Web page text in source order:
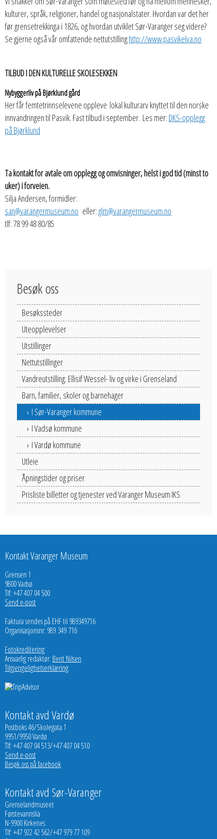
kulturer, språk, religioner, handel og nasjonalstater. Hvordan var det her
før grensetrekkinga i 1826, og hvordan utviklet Sør-Varanger seg videre?
Se gjerne også vår omfattende nettutstillinghttp://www.pasvikelva.no
TILBUD I DEN KULTURELLE SKOLESEKKEN
Nybyggerliv på Bjørklund gård
Her får femtetrinnselevene oppleve lokal kulturarv knyttet til den norske
innvandringen til Pasvik. Fast tilbud i september. Les mer: DKS-opplegg
på Bjørklund
Ta kontakt for avtale om opplegg og omvisninger, helst i god tid (minst to
uker) i forveien.
Silja Andersen, formidler:
san@varangermuseum.no eller:glm@varangermuseum.no
tlf: 78 99 48 80/85
Besøk oss
Besøkssteder
Uteopplevelser
Utstillinger
Nettutstillinger
Vandreutstilling: Ellisif Wessel- liv og virke i Grenseland
Barn, familier, skoler og barnehager
I Sør-Varanger kommune
I Vadsø kommune
I Vardø kommune
Utleie
Åpningstider og priser
Prisliste billetter og tjenester ved Varanger Museum IKS
Kontakt Varanger Museum
Grensen 1
9800 Vadsø
Tlf: +47 407 04 500
Send e-post
Faktura sendes på EHF til 989349716
Organisasjonsnr: 989 349 716
Fotokreditering
Ansvarlig redaktør: Berit Nilsen
Tilgjengelighetserklæring
Kontakt avd Vardø
Postboks 46/Skolegata 1
9951/9950 Vardø
Tlf: +47 407 04 513/+47 407 04 510
Send e-post
Besøk oss på facebook
Kontakt avd Sør-Varanger
Grenselandmuseet
Førstevannslia
N-9900 Kirkenes
Tlf: +47 922 42 562/+47 979 77 109